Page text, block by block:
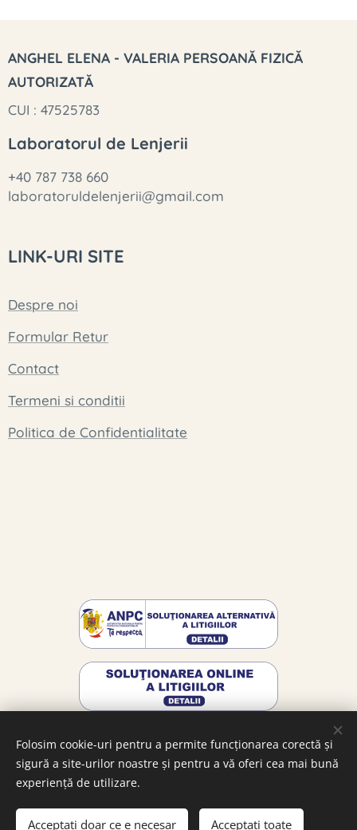
Stoc epuizat
ANGHEL ELENA - VALERIA PERSOANĂ FIZICĂ
AUTORIZATĂ
CUI : 47525783
Laboratorul de Lenjerii
+40 787 738 660
laboratoruldelenjerii@gmail.com
LINK-URI SITE
Despre noi
Formular Retur
Contact
Termeni si conditii
Politica de Confidentialitate
Cookie-uri
Folosim cookie-uri pentru a permite funcționarea corectă și
sigură a site-urilor noastre și pentru a vă oferi cea mai bună
experiență de utilizare.
Acceptați doar ce e necesar Acceptați toate